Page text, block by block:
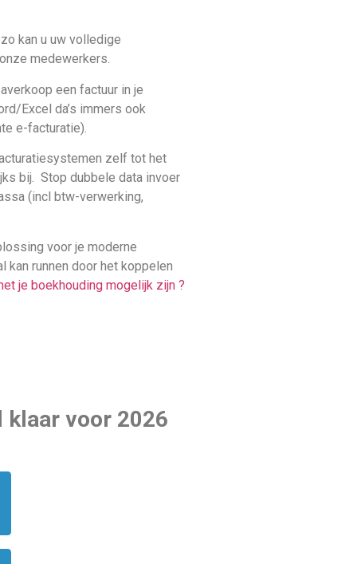
kan u uw volledige
medewerkers.
een factuur in je
Excel da’s immers ook
e-facturatie).
zelf tot het
bij. Stop dubbele data invoer
(incl btw-verwerking,
voor je moderne
kan runnen door het koppelen
je boekhouding mogelijk zijn ?
klaar voor 2026